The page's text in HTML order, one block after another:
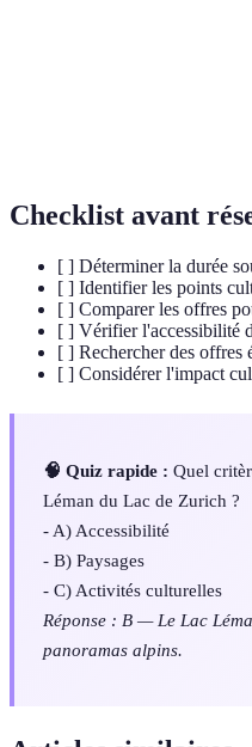
Checklist avant
[ ] Déterminer la durée
[ ] Identifier les points
[ ] Comparer les offres
[ ] Vérifier l'accessibilité
[ ] Rechercher des offres
[ ] Considérer l'impact
🧠 Quiz rapide : Quel
Léman du Lac de Zurich ?
- A) Accessibilité
- B) Paysages
- C) Activités culturelles
Réponse : B — Le Lac
panoramas alpins.